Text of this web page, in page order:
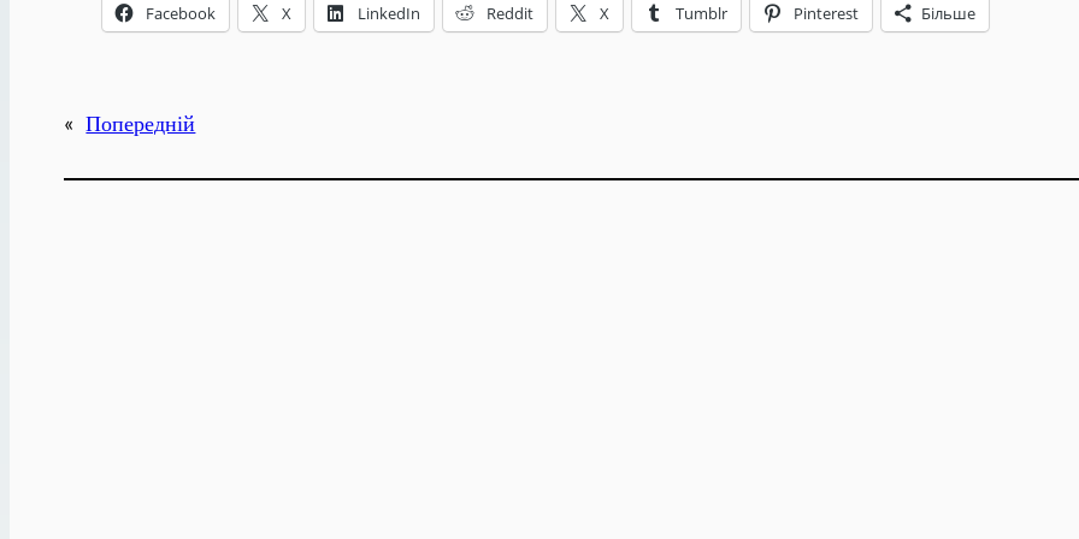
Facebook X LinkedIn Reddit X Tumblr Pinterest Більше
« Попередній